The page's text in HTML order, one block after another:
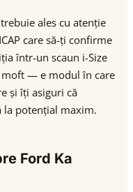
ales cu atenție
care să-ți confirme
într-un scaun i-Size
moft — e modul în care
și îți asiguri că
la potențial maxim.
Ford Ka